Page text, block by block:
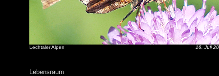
Lechtaler Alpen 16. Juli
Lebensraum